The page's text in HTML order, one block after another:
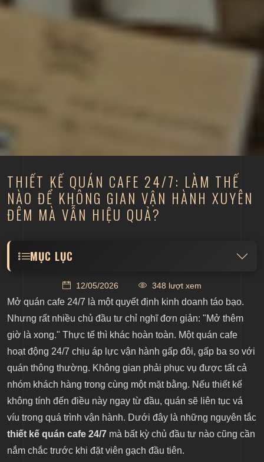
THIẾT KẾ QUÁN CAFE 24/7: LÀM THẾ
NÀO ĐỂ KHÔNG GIAN VẬN HÀNH XUYÊN
ĐÊM MÀ VẪN HIỆU QUẢ?
MỤC LỤC
Lựa chọn concept phù hợp ngay từ ban đầu
Thiết kế cho 2 trạng thái khách hàng
Thiết kế linh hoạt theo khung giờ
Bắt buộc phải phân chia không gian rõ ràng
Thiết kế ánh sáng và âm thanh phù hợp cho từng
thời điểm
Nội thất không chỉ đẹp mà còn phải chuẩn
An ninh và vận hành thuận lợi
Tối ưu chi phí ngay từ thiết kế
12/05/2026 348 lượt xem
Mở quán cafe 24/7 là một quyết định kinh doanh táo bạo.
Nhưng rất nhiều chủ đầu tư chỉ nghĩ đơn giản: "Mở thêm
giờ là xong." Thực tế thì khác hoàn toàn. Một quán cafe
hoạt động 24/7 chịu áp lực vận hành gấp đôi, gấp ba so với
quán thông thường. Không gian phải phục vụ được tất cả
nhóm khách hàng trong cùng một mặt bằng. Nếu thiết kế
không tính đến điều này ngay từ đầu, quán sẽ liên tục vá
víu trong quá trình vận hành. Dưới đây là những nguyên tắc
thiết kế quán cafe 24/7 mà bất kỳ chủ đầu tư nào cũng cần
nắm chắc trước khi đặt viên gạch đầu tiên.